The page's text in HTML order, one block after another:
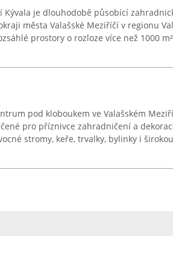
Kývala je dlouhodobě působící
města Valašské Meziříčí v regionu
prostory o rozloze více než 1000
pod kloboukem ve Valašském
pro příznivce zahradničení a
stromy, keře, trvalky, bylinky i